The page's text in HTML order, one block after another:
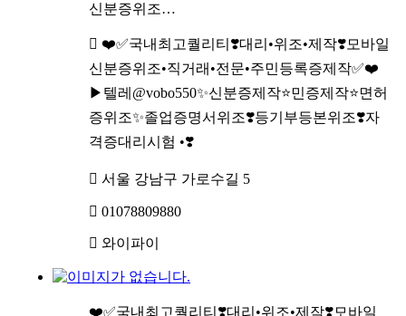
신분증위조…
❤️✅국내최고퀄리티❣️대리•위조•제작❣️모바일
신분증위조•직거래•전문•주민등록증제작✅❤️
▶텔레@vobo550✨신분증제작⭐민증제작⭐면허
증위조✨졸업증명서위조❣️등기부등본위조❣️자
격증대리시험 •❣️
서울 강남구 가로수길 5
01078809880
와이파이
❤️✅국내최고퀄리티❣️대리•위조•제작❣️모바일